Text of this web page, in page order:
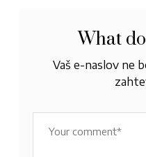
What
Vaš e-naslov ne